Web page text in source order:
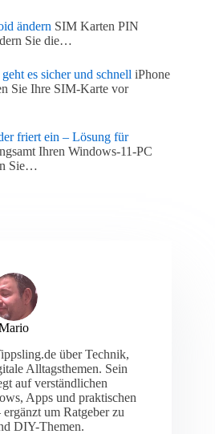
ändern SIM Karten PIN
Sie die…
es sicher und schnell iPhone
Sie Ihre SIM-Karte vor
friert ein – Lösung für
Ihren Windows-11-PC
Sie…
über Technik,
Alltagsthemen. Sein
auf verständlichen
Apps und praktischen
um Ratgeber zu
DIY-Themen.